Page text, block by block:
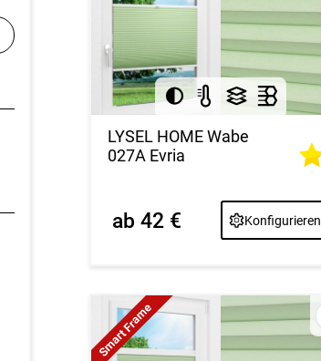
LYSEL HOME Wabe
027A Evria
Konfigurieren
ab 42 €
Smart Frame